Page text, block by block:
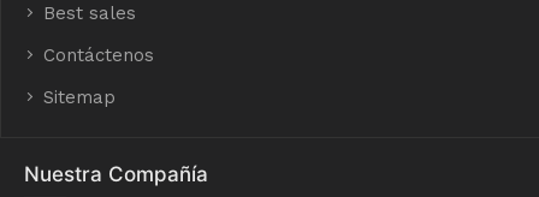
Best sales
Contáctenos
Sitemap
Nuestra Compañía